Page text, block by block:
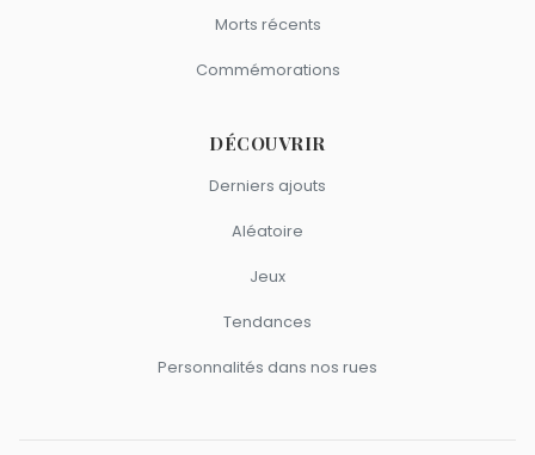
Morts récents
Commémorations
DÉCOUVRIR
Derniers ajouts
Aléatoire
Jeux
Tendances
Personnalités dans nos rues